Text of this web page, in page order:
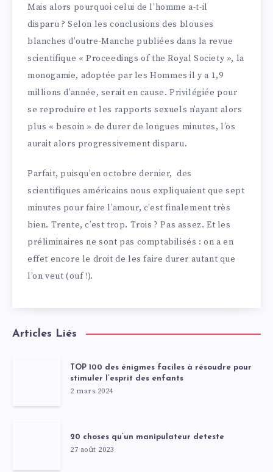
Mais alors pourquoi celui de l’homme a-t-il
disparu ? Selon les conclusions des blouses
blanches d’outre-Manche publiées dans la revue
scientifique « Proceedings of the Royal Society », la
monogamie, adoptée par les Hommes il y a 1,9
millions d’année, serait en cause. Privilégiée pour
se reproduire et les rapports sexuels n’ayant alors
plus « besoin » de durer de longues minutes, l’os
aurait alors progressivement disparu.
Parfait, puisqu’en octobre dernier, des
scientifiques américains nous expliquaient que sept
minutes pour faire l’amour, c’est finalement très
bien. Trente, c’est trop. Trois ? Pas assez. Et les
préliminaires ne sont pas comptabilisés : on a en
effet encore le droit de les faire durer autant que
l’on veut (ouf !).
Articles Liés
TOP 100 des énigmes faciles à résoudre pour
stimuler l’esprit des enfants
2 mars 2024
20 choses qu’un manipulateur deteste
27 août 2023